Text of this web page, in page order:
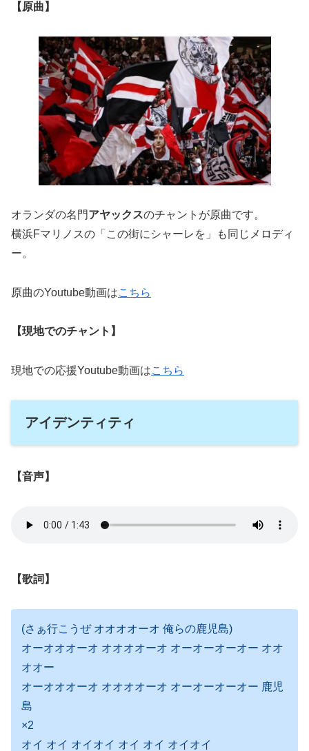
【原曲】
オランダの名門アヤックスのチャントが原曲です。
横浜Fマリノスの「この街にシャーレを」も同じメロディ
ー。
原曲のYoutube動画はこちら
【現地でのチャント】
現地での応援Youtube動画はこちら
アイデンティティ
【音声】
【歌詞】
(さぁ行こうぜ オオオオーオ 俺らの鹿児島)
オーオオオーオ オオオオーオ オーオーオーオー オオ
オオー
オーオオオーオ オオオオーオ オーオーオーオー 鹿児
島
×2
オイ オイ オイオイ オイ オイ オイオイ